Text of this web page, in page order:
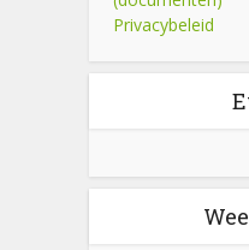
Privacybeleid